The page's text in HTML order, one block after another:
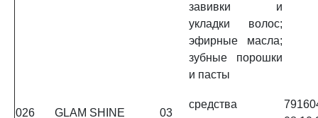
завивки и
укладки волос;
эфирные масла;
зубные порошки
и пасты
026 GLAM SHINE 03
средства